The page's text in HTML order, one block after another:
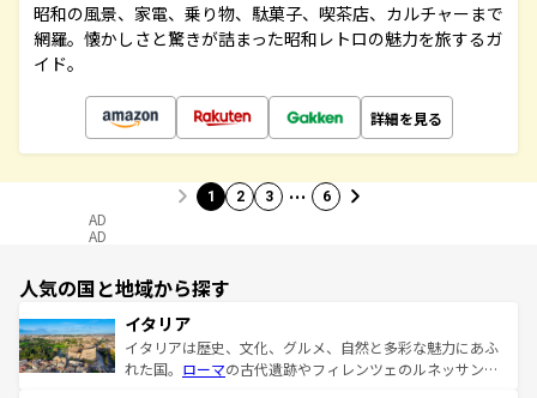
昭和の風景、家電、乗り物、駄菓子、喫茶店、カルチャーまで
網羅。懐かしさと驚きが詰まった昭和レトロの魅力を旅するガ
イド。
詳細を見る
1 2 3 … 6
AD
AD
人気の国と地域から探す
イタリア
イタリアは歴史、文化、グルメ、自然と多彩な魅力にあふ
れた国。 ローマの古代遺跡やフィレンツェのルネッサンス